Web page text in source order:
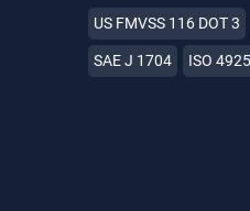
US FMVSS 116 DOT 3
SAE J 1704 ISO